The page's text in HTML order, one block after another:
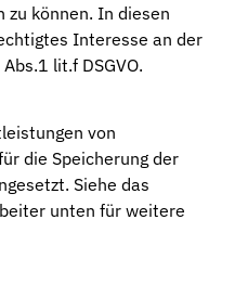
zu können. In diesen
Interesse an der
lit.f DSGVO.
von
die Speicherung der
Siehe das
unten für weitere